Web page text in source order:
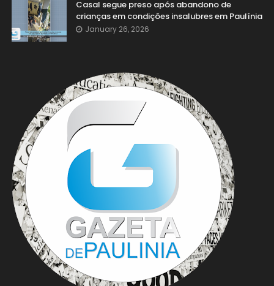
Casal segue preso após abandono de
crianças em condições insalubres em Paulínia
January 26, 2026